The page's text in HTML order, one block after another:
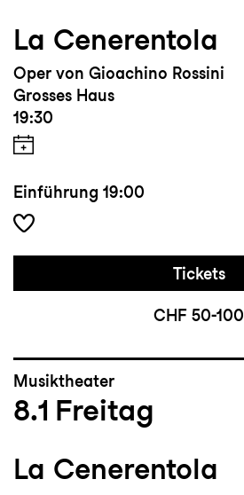
La Cenerentola
Oper von Gioachino Rossini
Grosses Haus
19:30
Einführung 19:00
Tickets
CHF 50-100
Musiktheater
8.1 Freitag
La Cenerentola